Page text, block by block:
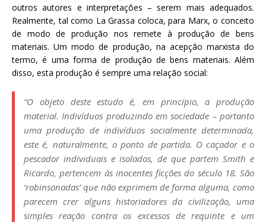
outros autores e interpretações – serem mais adequados.
Realmente, tal como La Grassa coloca, para Marx, o conceito
de modo de produção nos remete à produção de bens
materiais. Um modo de produção, na acepção marxista do
termo, é uma forma de produção de bens materiais. Além
disso, esta produção é sempre uma relação social:
“O objeto deste estudo é, em princípio, a produção
material. Indivíduos produzindo em sociedade – portanto
uma produção de indivíduos socialmente determinada,
este é, naturalmente, o ponto de partida. O caçador e o
pescador individuais e isolados, de que partem Smith e
Ricardo, pertencem às inocentes ficções do século 18. São
‘robinsonadas’ que não exprimem de forma alguma, como
parecem crer alguns historiadores da civilização, uma
simples reação contra os excessos de requinte e um